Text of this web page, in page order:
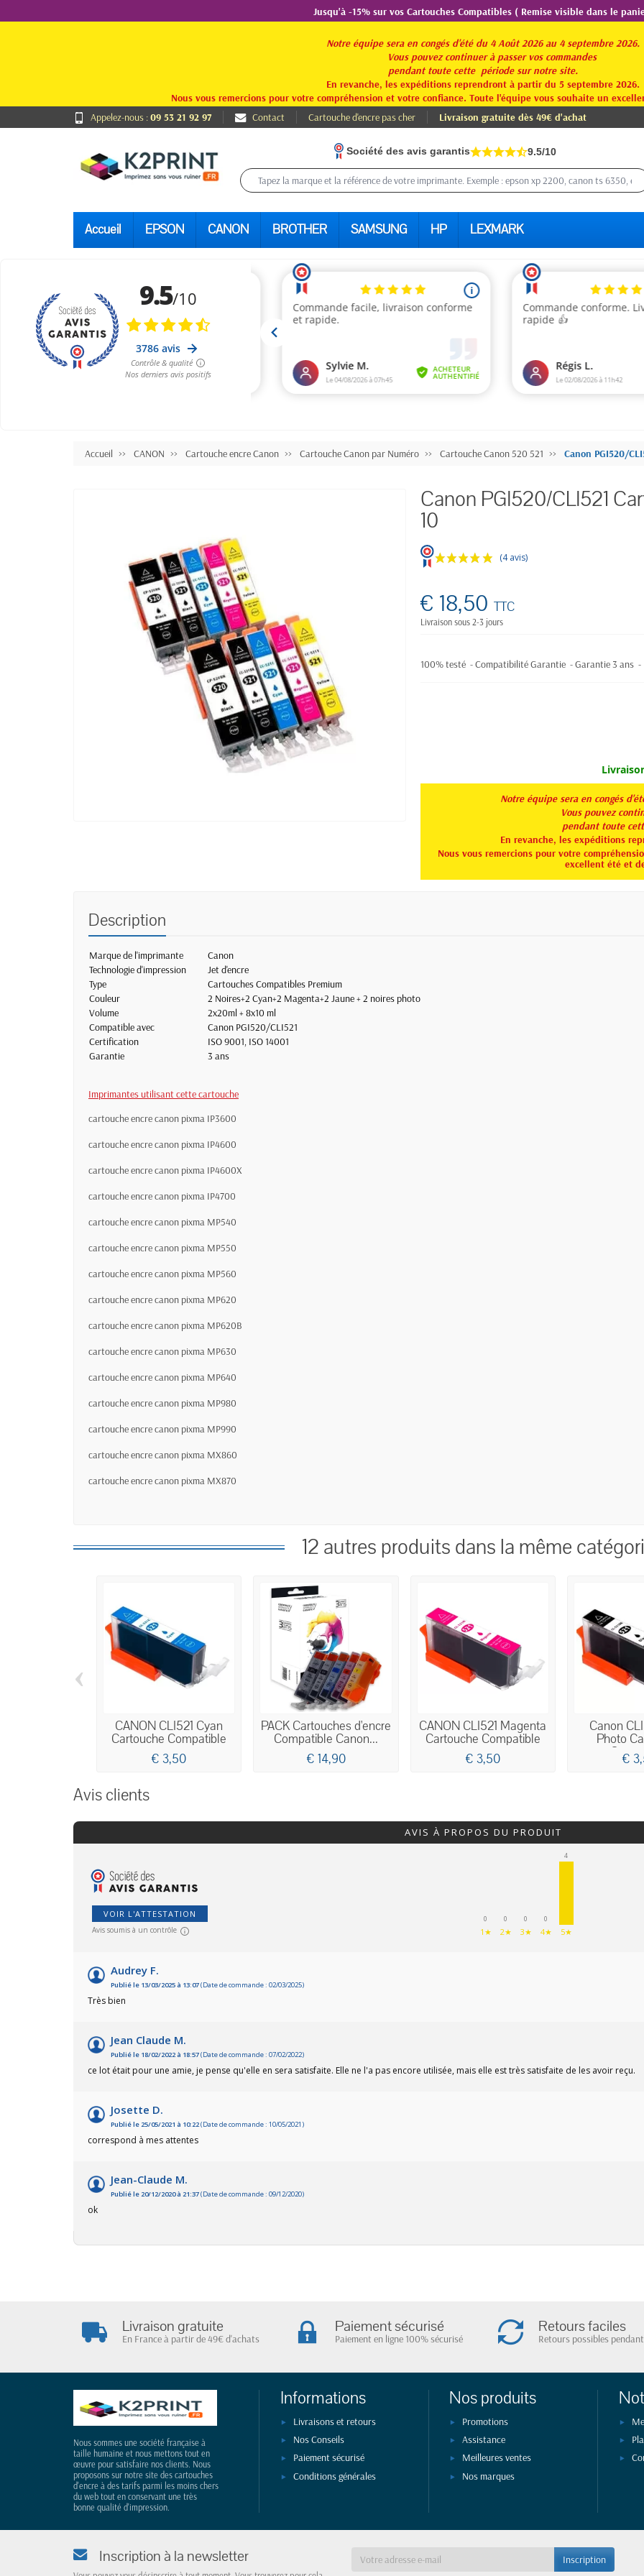
Jusqu'à -15% sur vos Cartouches Compatibles ( Remise visible dans le
Notre équipe sera en congés d'été du 4 Août 2026 au 4 septembre 2026.
Vous pouvez continuer à passer vos commandes
pendant toute cette période sur notre site.
En revanche, les expéditions reprendront à partir du 5 septembre 2026.
Nous vous remercions pour votre compréhension et votre confiance. Toute l'équipe vous souhaite un
Appelez-nous :09 53 21 92 97 Contact Cartouche d'encre pas cher Livraison gratuite dès 49€ d'achat
Société des avis garantis 9.5/10
Accueil EPSON CANON BROTHER SAMSUNG HP LEXMARK
Accueil CANON Cartouche encre Canon Cartouche Canon par Numéro Cartouche Canon 520 521 Canon PGI520/
Canon PGI520/CLI521
10
(4 avis)
€ 18,50TTC
Livraison sous 2-3 jours
100% testé - Compatibilité Garantie - Garantie 3 ans -
Notre équipe sera en congés
Vous pouvez
pendant toute
En revanche, les expéditions
Nous vous remercions pour votre
excellent été et
Description
Marque de l'imprimante
Canon
Technologie d'impression
Jet d'encre
Type
Cartouches Compatibles Premium
Couleur
2 Noires+2 Cyan+2 Magenta+2 Jaune + 2 noires photo
Volume
2x20ml + 8x10 ml
Compatible avec
Canon PGI520/CLI521
Certification
ISO 9001, ISO 14001
Garantie
3 ans
Imprimantes utilisant cette cartouche
cartouche encre canon pixma IP3600
cartouche encre canon pixma IP4600
cartouche encre canon pixma IP4600X
cartouche encre canon pixma IP4700
cartouche encre canon pixma MP540
cartouche encre canon pixma MP550
cartouche encre canon pixma MP560
cartouche encre canon pixma MP620
cartouche encre canon pixma MP620B
cartouche encre canon pixma MP630
cartouche encre canon pixma MP640
cartouche encre canon pixma MP980
cartouche encre canon pixma MP990
cartouche encre canon pixma MX860
cartouche encre canon pixma MX870
12 autres produits dans la même
CANON CLI521 Cyan
Cartouche Compatible
€ 3,50
PACK Cartouches d'encre
Compatible Canon...
€ 14,90
CANON CLI521 Magenta
Cartouche Compatible
€ 3,50
Canon
Photo
€
‹
Avis clients
AVIS À PROPOS DU PRODUIT
VOIR L'ATTESTATION
Avis soumis à un contrôle
0
1★
0
2★
0
3★
0
4★
4
5★
Audrey F.
Publié le 13/03/2025 à 13:07(Date de commande : 02/03/2025)
Très bien
Jean Claude M.
Publié le 18/02/2022 à 18:57(Date de commande : 07/02/2022)
ce lot était pour une amie, je pense qu'elle en sera satisfaite. Elle ne l'a pas encore utilisée, mais elle est très satisfaite de les avoir reçu.
Josette D.
Publié le 25/05/2021 à 10:22(Date de commande : 10/05/2021)
correspond à mes attentes
Jean-Claude M.
Publié le 20/12/2020 à 21:37(Date de commande : 09/12/2020)
ok
Livraison gratuite
En France à partir de 49€ d'achats
Paiement sécurisé
Paiement en ligne 100% sécurisé
Retours faciles
Retours possibles
Nous sommes une société française à
taille humaine et nous mettons tout en
œuvre pour satisfaire nos clients. Nous
proposons sur notre site des cartouches
d'encre à des tarifs parmi les moins chers
du web tout en conservant une très
bonne qualité d'impression.
Informations
Livraisons et retours
Nos Conseils
Paiement sécurisé
Conditions générales
Nos produits
Promotions
Assistance
Meilleures ventes
Nos marques
Inscription à la newsletter